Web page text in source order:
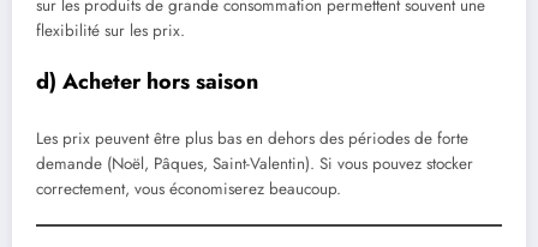
sur les produits de grande consommation permettent souvent une
flexibilité sur les prix.
d) Acheter hors saison
Les prix peuvent être plus bas en dehors des périodes de forte
demande (Noël, Pâques, Saint-Valentin). Si vous pouvez stocker
correctement, vous économiserez beaucoup.